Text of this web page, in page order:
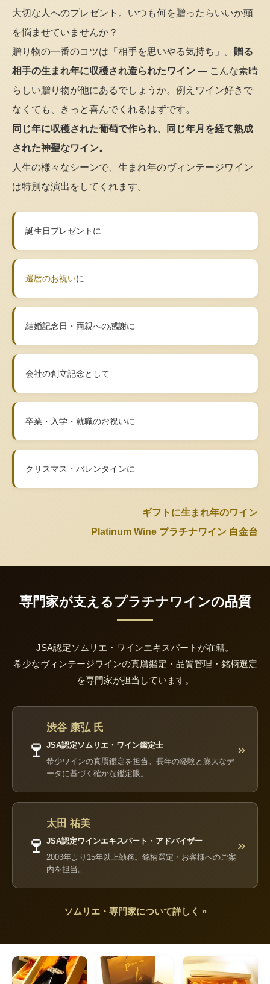
大切な人へのプレゼント。いつも何を贈ったらいいか頭
を悩ませていませんか？
贈り物の一番のコツは「相手を思いやる気持ち」。 贈る
相手の生まれ年に収穫され造られたワイン — こんな素晴
らしい贈り物が他にあるでしょうか。例えワイン好きで
なくても、きっと喜んでくれるはずです。
同じ年に収穫された葡萄で作られ、同じ年月を経て熟成
された神聖なワイン。
人生の様々なシーンで、生まれ年のヴィンテージワイン
は特別な演出をしてくれます。
誕生日プレゼントに
還暦のお祝いに
結婚記念日・両親への感謝に
会社の創立記念として
卒業・入学・就職のお祝いに
クリスマス・バレンタインに
ギフトに生まれ年のワイン
Platinum Wine プラチナワイン 白金台
専門家が支えるプラチナワインの品質
JSA認定ソムリエ・ワインエキスパートが在籍。
希少なヴィンテージワインの真贋鑑定・品質管理・銘柄選定
を専門家が担当しています。
🍷
渋谷 康弘 氏
JSA認定ソムリエ・ワイン鑑定士
希少ワインの真贋鑑定を担当。長年の経験と膨大なデ
ータに基づく確かな鑑定眼。
»
🍷
太田 祐美
JSA認定ワインエキスパート・アドバイザー
2003年より15年以上勤務。銘柄選定・お客様へのご案
内を担当。
»
ソムリエ・専門家について詳しく »